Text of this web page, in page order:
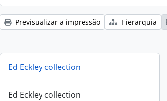
Previsualizar a impressão Hierarquia
Ed Eckley collection
Ed Eckley collection